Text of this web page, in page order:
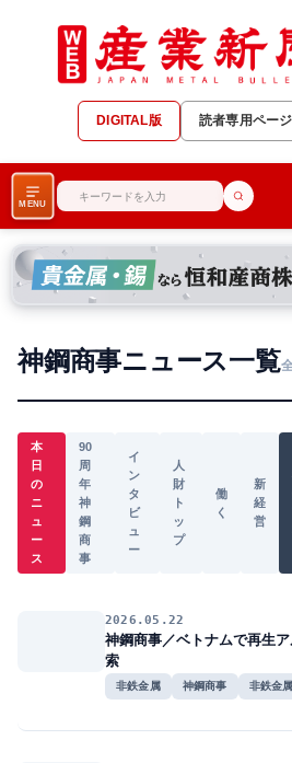
DIGITAL版 読者専用ページ
MENU
神鋼商事ニュース一覧
本
日
の
ニ
ュ
ー
ス
90
周
年
神
鋼
商
事
イ
ン
タ
ビ
ュ
ー
人
財
ト
ッ
プ
働
く
新
経
営
2026.05.22
神鋼商事／ベトナムで再生
索
非鉄金属 神鋼商事 非鉄金